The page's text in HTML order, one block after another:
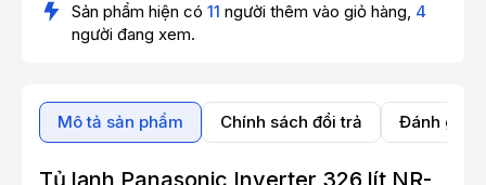
Sản phẩm hiện có 11 người thêm vào giỏ hàng, 4
người đang xem.
Mô tả sản phẩm Chính sách đổi trả Đánh giá